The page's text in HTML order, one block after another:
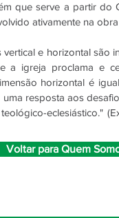
que serve a partir
ativamente na
e horizontal são
a igreja proclama e
horizontal é
resposta aos
eclesiástico."
Voltar para Quem